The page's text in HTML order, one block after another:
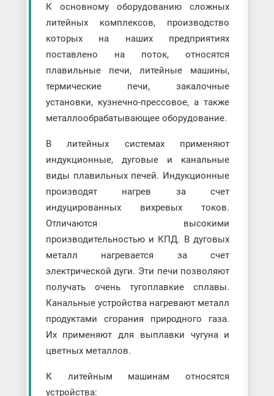
К основному оборудованию сложных
литейных комплексов, производство
которых на наших предприятиях
поставлено на поток, относятся
плавильные печи, литейные машины,
термические печи, закалочные
установки, кузнечно-прессовое, а также
металлообрабатывающее оборудование.
В литейных системах применяют
индукционные, дуговые и канальные
виды плавильных печей. Индукционные
производят нагрев за счет
индуцированных вихревых токов.
Отличаются высокими
производительностью и КПД. В дуговых
металл нагревается за счет
электрической дуги. Эти печи позволяют
получать очень тугоплавкие сплавы.
Канальные устройства нагревают металл
продуктами сгорания природного газа.
Их применяют для выплавки чугуна и
цветных металлов.
К литейным машинам относятся
устройства: